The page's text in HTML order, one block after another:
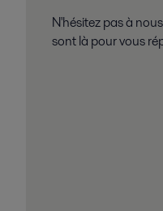
N'hésitez pas à
sont là pour vous